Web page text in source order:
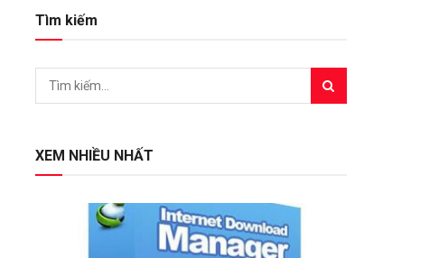
Tìm kiếm
XEM NHIỀU NHẤT